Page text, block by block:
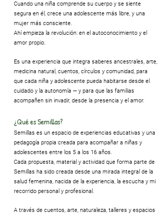
Cuando una niña comprende su cuerpo y se siente
segura en él, crece una adolescente más libre, y una
mujer más consciente.
Ahí empieza la revolución: en el autoconocimiento y el
amor propio.
Es una experiencia que integra saberes ancestrales, arte,
medicina natural, cuentos, círculos y comunidad, para
que cada niña y adolescente pueda habitarse desde el
cuidado y la autonomía — y para que las familias
acompañen sin invadir, desde la presencia y el amor.
¿Qué es Semillas?
Semillas es un espacio de experiencias educativas y una
pedagogía propia creada para acompañar a niñas y
adolescentes entre los 5 a los 16 años.
Cada propuesta, material y actividad que forma parte de
Semillas ha sido creada desde una mirada integral de la
salud femenina, nacida de la experiencia, la escucha y mi
recorrido personal y profesional.
A través de cuentos, arte, naturaleza, talleres y espacios